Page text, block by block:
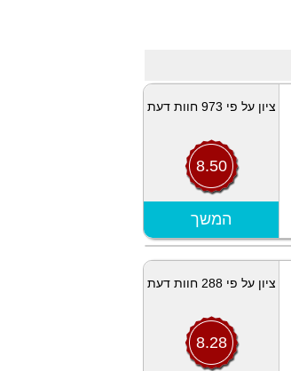
ציון על פי 973 חוות דעת
8.50
הצג מפה
המשך
ציון על פי 288 חוות דעת
8.28